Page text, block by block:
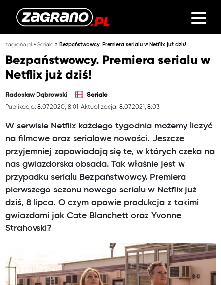
zagrano.pl »Seriale »Bezpaństwowcy. Premiera serialu w Netflix już dziś!
Bezpaństwowcy. Premiera serialu w
Netflix już dziś!
Radosław Dąbrowski Seriale
Publikacja: 8.07.2020, 8:01 Aktualizacja: 8.07.2021, 8:03
W serwisie Netflix każdego tygodnia możemy liczyć
na filmowe oraz serialowe nowości. Jeszcze
przyjemniej zapowiadają się te, w których czeka na
nas gwiazdorska obsada. Tak właśnie jest w
przypadku serialu Bezpaństwowcy. Premiera
pierwszego sezonu nowego serialu w Netflix już
dziś, 8 lipca. O czym opowie produkcja z takimi
gwiazdami jak Cate Blanchett oraz Yvonne
Strahovski?